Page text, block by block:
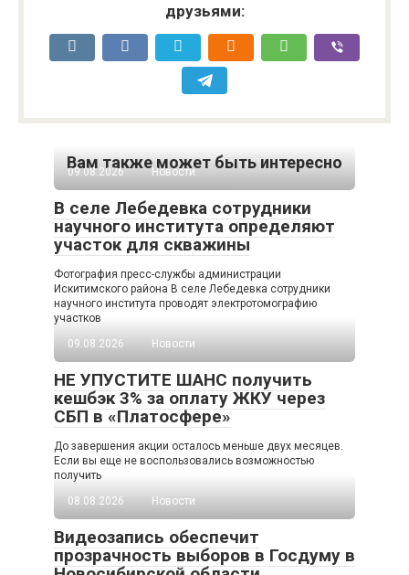
друзьями:
Вам также может быть интересно
09.08.2026 Новости
В селе Лебедевка сотрудники
научного института определяют
участок для скважины
Фотография пресс-службы администрации
Искитимского района В селе Лебедевка сотрудники
научного института проводят электротомографию
участков
09.08.2026
Новости
НЕ УПУСТИТЕ ШАНС получить
кешбэк 3% за оплату ЖКУ через
СБП в «Платосфере»
До завершения акции осталось меньше двух месяцев.
Если вы еще не воспользовались возможностью
получить
08.08.2026
Новости
Видеозапись обеспечит
прозрачность выборов в Госдуму в